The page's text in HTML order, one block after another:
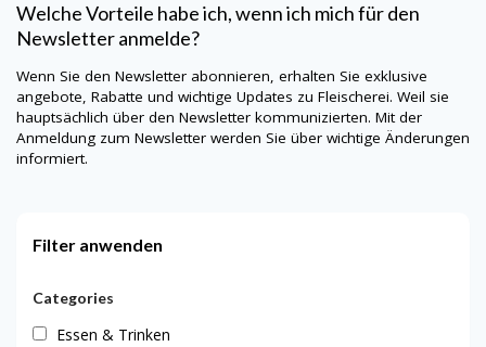
Welche Vorteile habe ich, wenn ich mich für den
Newsletter anmelde?
Wenn Sie den Newsletter abonnieren, erhalten Sie exklusive
angebote, Rabatte und wichtige Updates zu Fleischerei. Weil sie
hauptsächlich über den Newsletter kommunizierten. Mit der
Anmeldung zum Newsletter werden Sie über wichtige Änderungen
informiert.
Filter anwenden
Categories
Essen & Trinken